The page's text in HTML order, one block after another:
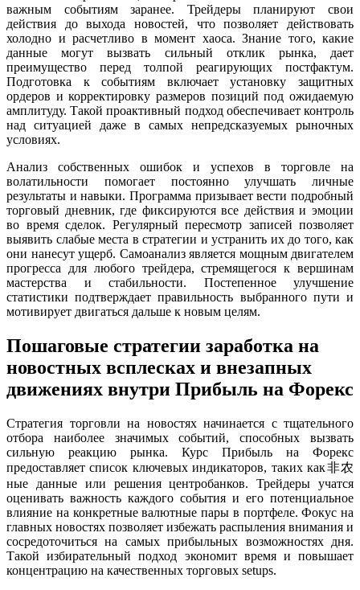
важным событиям заранее. Трейдеры планируют свои
действия до выхода новостей, что позволяет действовать
холодно и расчетливо в момент хаоса. Знание того, какие
данные могут вызвать сильный отклик рынка, дает
преимущество перед толпой реагирующих постфактум.
Подготовка к событиям включает установку защитных
ордеров и корректировку размеров позиций под ожидаемую
амплитуду. Такой проактивный подход обеспечивает контроль
над ситуацией даже в самых непредсказуемых рыночных
условиях.
Анализ собственных ошибок и успехов в торговле на
волатильности помогает постоянно улучшать личные
результаты и навыки. Программа призывает вести подробный
торговый дневник, где фиксируются все действия и эмоции
во время сделок. Регулярный пересмотр записей позволяет
выявить слабые места в стратегии и устранить их до того, как
они нанесут ущерб. Самоанализ является мощным двигателем
прогресса для любого трейдера, стремящегося к вершинам
мастерства и стабильности. Постепенное улучшение
статистики подтверждает правильность выбранного пути и
мотивирует двигаться дальше к новым целям.
Пошаговые стратегии заработка на
новостных всплесках и внезапных
движениях внутри Прибыль на Форекс
Стратегия торговли на новостях начинается с тщательного
отбора наиболее значимых событий, способных вызвать
сильную реакцию рынка. Курс Прибыль на Форекс
предоставляет список ключевых индикаторов, таких как非农
ные данные или решения центробанков. Трейдеры учатся
оценивать важность каждого события и его потенциальное
влияние на конкретные валютные пары в портфеле. Фокус на
главных новостях позволяет избежать распыления внимания и
сосредоточиться на самых прибыльных возможностях дня.
Такой избирательный подход экономит время и повышает
концентрацию на качественных торговых setups.